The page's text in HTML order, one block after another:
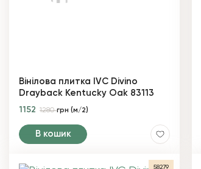
Вінілова плитка IVC Divino
Drayback Kentucky Oak 83113
1152 1280грн (м/2)
В кошик
58279